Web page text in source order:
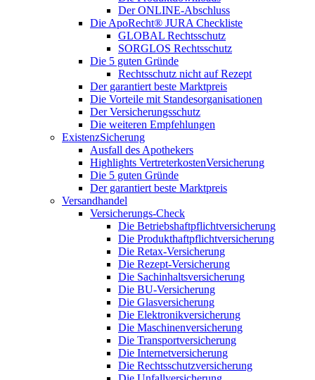
Der ONLINE-Abschluss
Die ApoRecht® JURA Checkliste
GLOBAL Rechtsschutz
SORGLOS Rechtsschutz
Die 5 guten Gründe
Rechtsschutz nicht auf Rezept
Der garantiert beste Marktpreis
Die Vorteile mit Standesorganisationen
Der Versicherungsschutz
Die weiteren Empfehlungen
ExistenzSicherung
Ausfall des Apothekers
Highlights VertreterkostenVersicherung
Die 5 guten Gründe
Der garantiert beste Marktpreis
Versandhandel
Versicherungs-Check
Die Betriebshaftpflichtversicherung
Die Produkthaftpflichtversicherung
Die Retax-Versicherung
Die Rezept-Versicherung
Die Sachinhaltsversicherung
Die BU-Versicherung
Die Glasversicherung
Die Elektronikversicherung
Die Maschinenversicherung
Die Transportversicherung
Die Internetversicherung
Die Rechtsschutzversicherung